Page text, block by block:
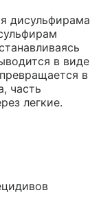
дисульфирама
в виде
в
часть
легкие.